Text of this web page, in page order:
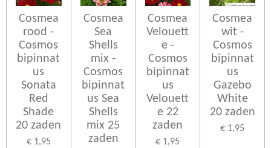
Cosmea
rood -
Cosmos
bipinnat
us
Sonata
Red
Shade
20 zaden
€ 1,95
Cosmea
Sea
Shells
mix -
Cosmos
bipinnat
us Sea
Shells
mix 25
zaden
Cosmea
Velouett
e -
Cosmos
bipinnat
us
Velouett
e 22
zaden
€ 1,95
Cosmea
wit -
Cosmos
bipinnat
us
Gazebo
White
20 zaden
€ 1,95